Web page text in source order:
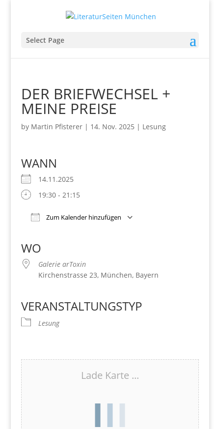
Select Page
DER BRIEFWECHSEL +
MEINE PREISE
by Martin Pfisterer| 14. Nov. 2025 | Lesung
WANN
14.11.2025
19:30 - 21:15
Zum Kalender hinzufügen
WO
Galerie arToxin
Kirchenstrasse 23, München, Bayern
VERANSTALTUNGSTYP
Lesung
Lade Karte ...